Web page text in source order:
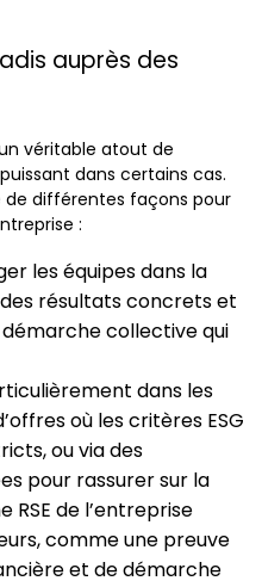
auprès des
véritable atout de
dans certains cas.
différentes façons pour
:
les équipes dans la
résultats concrets et
collective qui
dans les
où les critères ESG
ou via des
pour rassurer sur la
RSE de l’entreprise
comme une preuve
et de démarche